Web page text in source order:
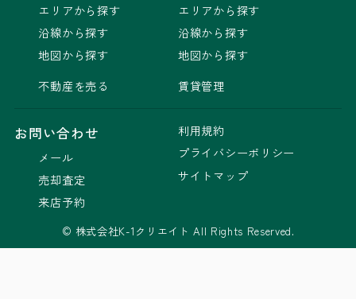
エリアから探す
沿線から探す
地図から探す
不動産を売る
エリアから探す
沿線から探す
地図から探す
賃貸管理
お問い合わせ
メール
売却査定
来店予約
利用規約
プライバシーポリシー
サイトマップ
© 株式会社K-1クリエイト All Rights Reserved.